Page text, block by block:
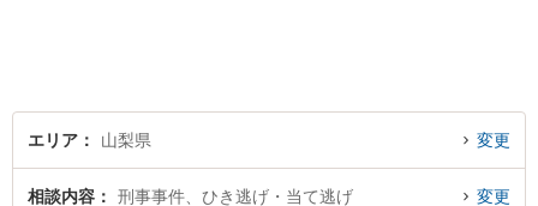
エリア 山梨県 変更
相談内容 刑事事件、ひき逃げ・当て逃げ 変更